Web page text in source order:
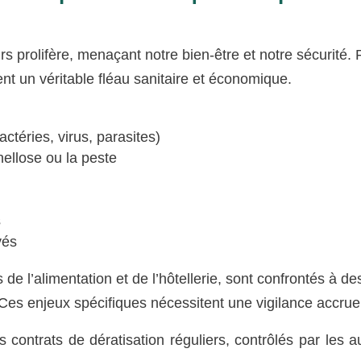
prolifère, menaçant notre bien-être et notre sécurité.
un véritable fléau sanitaire et économique.
virus, parasites)
ou la peste
l’alimentation et de l’hôtellerie, sont confrontés à
enjeux spécifiques nécessitent une vigilance
contrats de dératisation réguliers, contrôlés par les